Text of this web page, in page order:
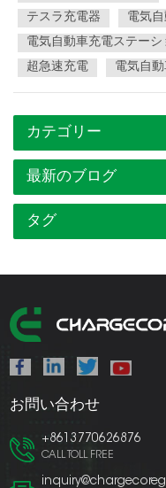
テスラ充電器
電気
電気自動車充電ステーシ
超急速充電
電気自
カテゴリー
最新のブログ
タグ
お問い合わせ
+8613770626876
CALL TOLL FREE